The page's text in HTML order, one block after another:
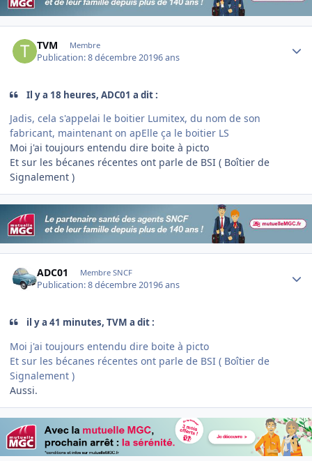
TVM Membre
Publication:8 décembre 20196 ans
Il y a 18 heures, ADC01 a dit :
Jadis, cela s'appelai le boitier Lumitex, du nom de son
fabricant, maintenant on apElle ça le boitier LS
Moi j'ai toujours entendu dire boite à picto
Et sur les bécanes récentes ont parle de BSI ( Boîtier de
Signalement )
ADC01 Membre SNCF
Publication:8 décembre 20196 ans
il y a 41 minutes, TVM a dit :
Moi j'ai toujours entendu dire boite à picto
Et sur les bécanes récentes ont parle de BSI ( Boîtier de
Signalement )
Aussi.